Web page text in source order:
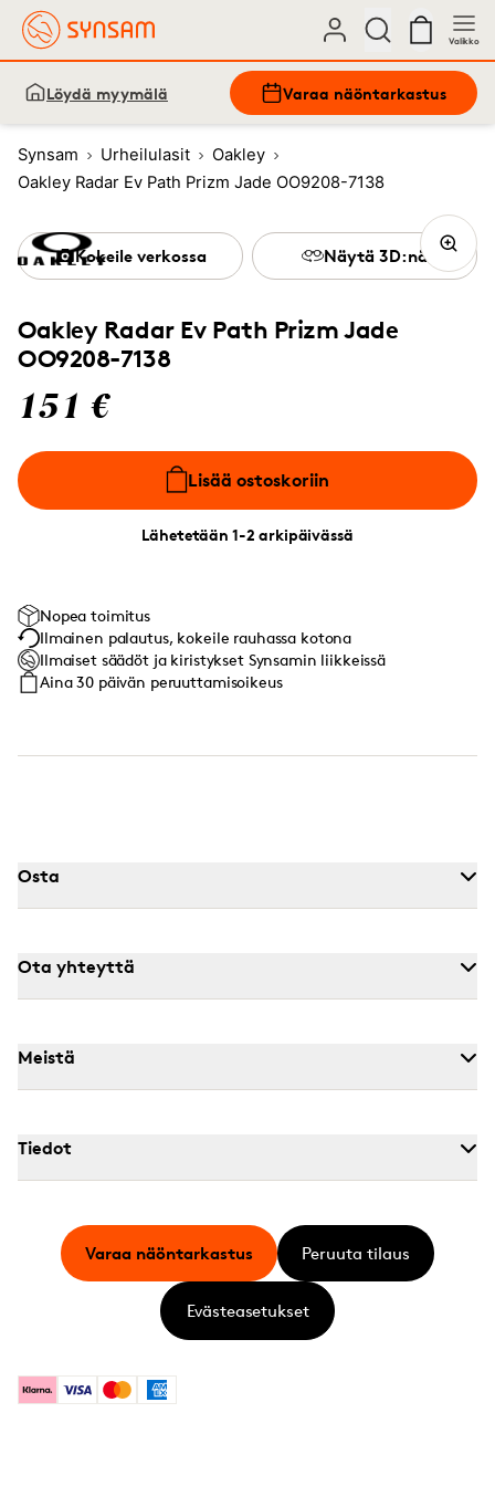
Valikko
Löydä myymälä Varaa näöntarkastus
Synsam Urheilulasit
Oakley
Oakley Radar Ev Path Prizm Jade OO9208-7138
Oakley Radar Ev Path Prizm Jade
OO9208-7138
151 €
Lisää ostoskoriin
Lähetetään 1-2 arkipäivässä
Kokeile verkossa Näytä 3D:nä
Nopea toimitus
Ilmainen palautus, kokeile rauhassa kotona
Ilmaiset säädöt ja kiristykset Synsamin liikkeissä
Aina 30 päivän peruuttamisoikeus
Osta
Ota yhteyttä
Meistä
Tiedot
KlarnaVisa MastercardAmerican Express
Varaa näöntarkastus Peruuta tilaus
Evästeasetukset